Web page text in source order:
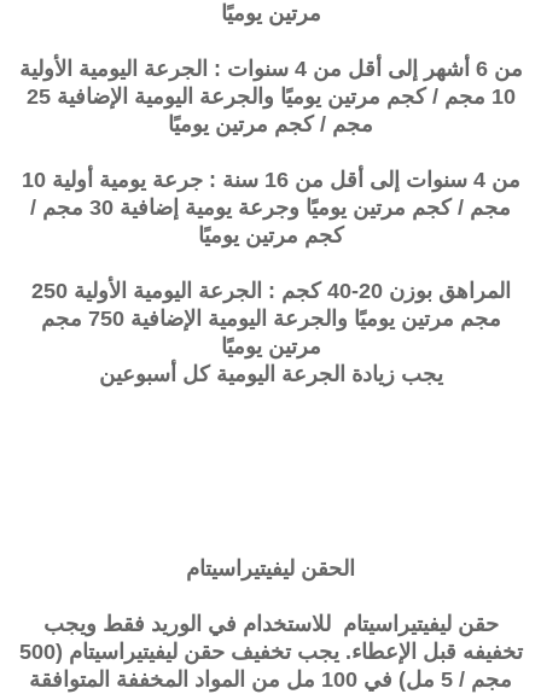
مرتين يوميًا
من 6 أشهر إلى أقل من 4 سنوات : الجرعة اليومية الأولية
10 مجم / كجم مرتين يوميًا والجرعة اليومية الإضافية 25
مجم / كجم مرتين يوميًا
من 4 سنوات إلى أقل من 16 سنة : جرعة يومية أولية 10
مجم / كجم مرتين يوميًا وجرعة يومية إضافية 30 مجم /
كجم مرتين يوميًا
المراهق بوزن 20-40 كجم : الجرعة اليومية الأولية 250
مجم مرتين يوميًا والجرعة اليومية الإضافية 750 مجم
مرتين يوميًا
يجب زيادة الجرعة اليومية كل أسبوعين
الحقن ليفيتيراسيتام
حقن ليفيتيراسيتام للاستخدام في الوريد فقط ويجب
تخفيفه قبل الإعطاء. يجب تخفيف حقن ليفيتيراسيتام (500
مجم / 5 مل) في 100 مل من المواد المخففة المتوافقة